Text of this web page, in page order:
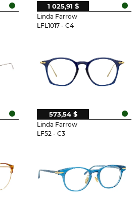
Linda Farrow
LFL1017 - C4
1 025,91 $
Linda Farrow
LF52 - C3
573,54 $